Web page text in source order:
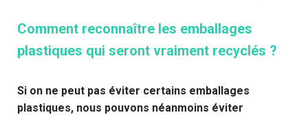
Comment reconnaître les emballages
plastiques qui seront vraiment recyclés ?
Si on ne peut pas éviter certains emballages
plastiques, nous pouvons néanmoins éviter